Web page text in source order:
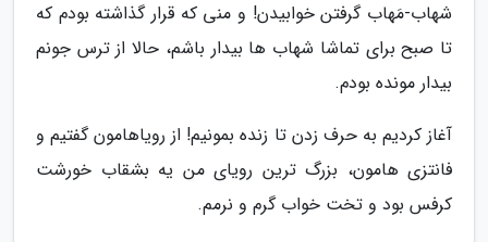
شهاب-مَهاب گرفتن خوابیدن! و منی که قرار گذاشته بودم که
تا صبح برای تماشا شهاب ها بیدار باشم، حالا از ترس جونم
بیدار مونده بودم.
آغاز کردیم به حرف زدن تا زنده بمونیم! از رویاهامون گفتیم و
فانتزی هامون، بزرگ ترین رویای من یه بشقاب خورشت
کرفس بود و تخت خواب گرم و نرمم.